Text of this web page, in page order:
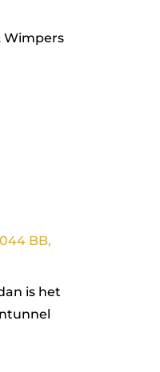
Wimpers
BB,
is het